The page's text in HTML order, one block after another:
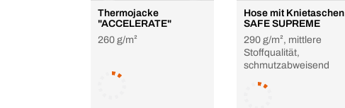
Thermojacke
"ACCELERATE"
260 g/m²
Hose mit Knietaschen
SAFE SUPREME
290 g/m², mittlere
Stoffqualität,
schmutzabweisend